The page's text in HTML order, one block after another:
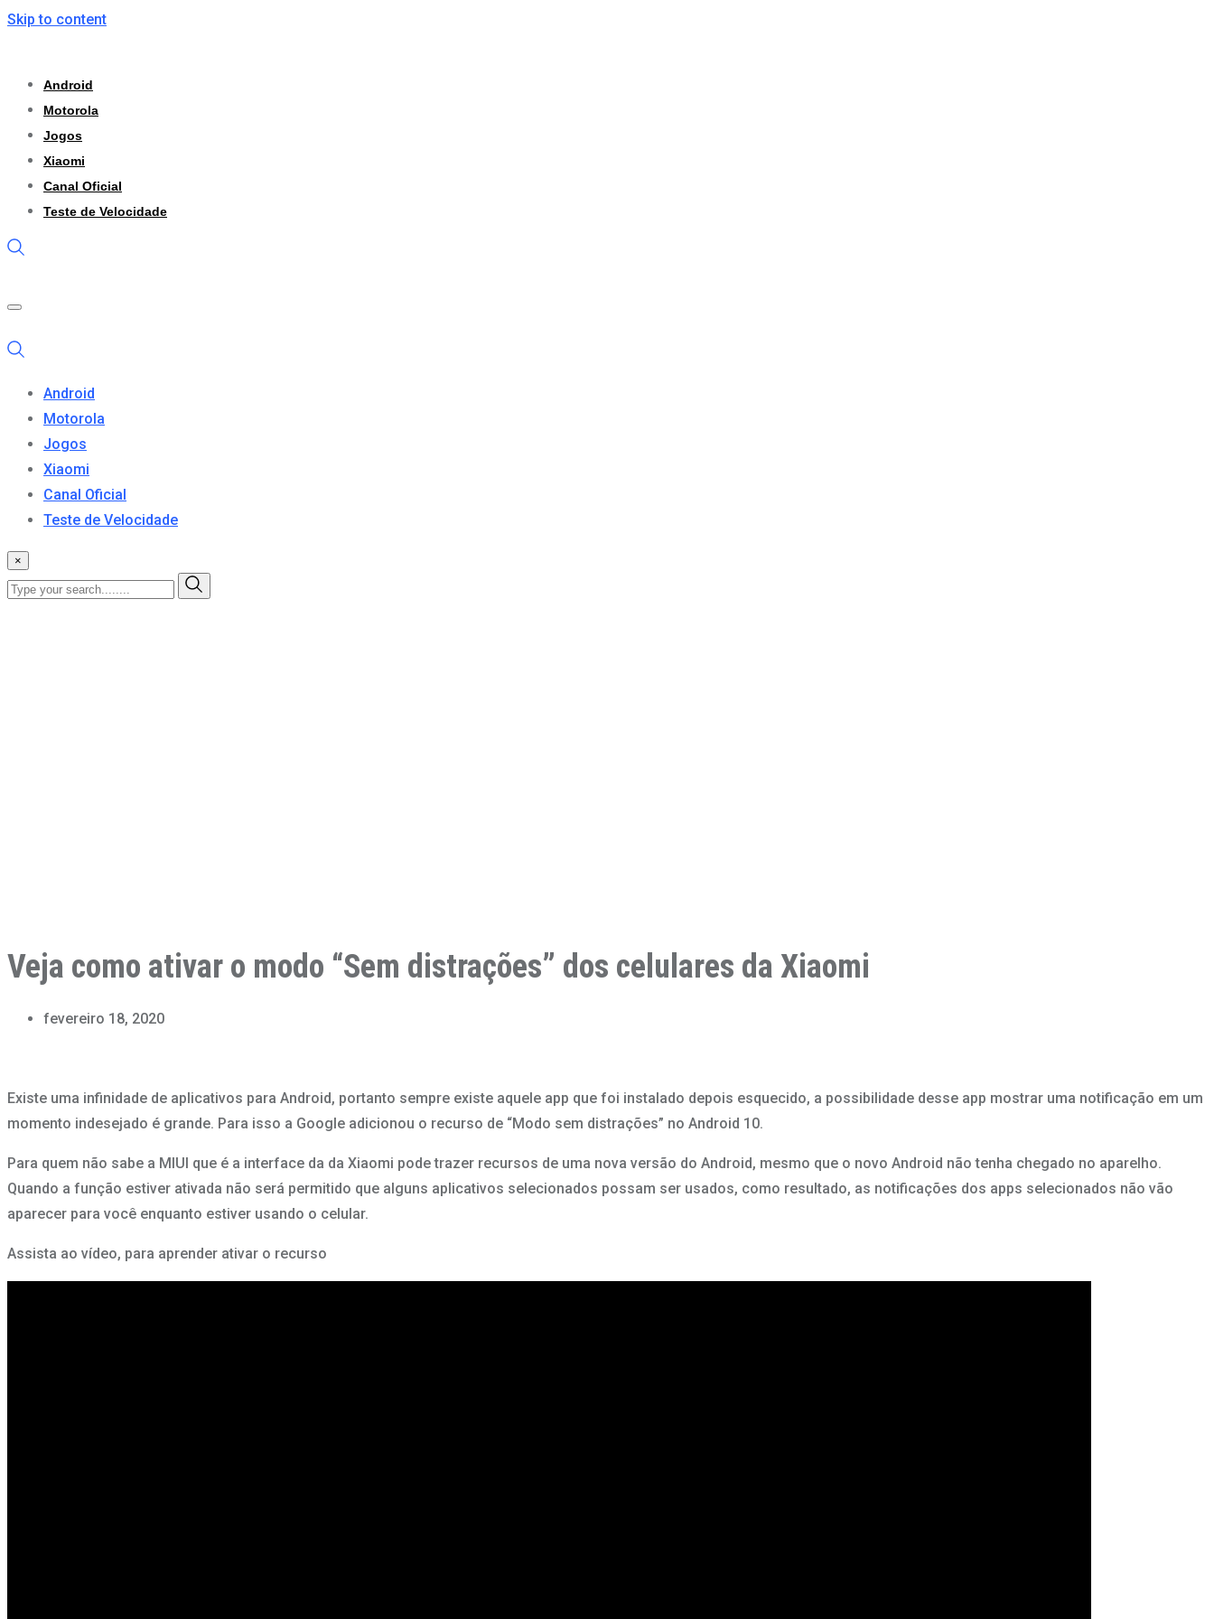
Skip to content
Android
Motorola
Jogos
Xiaomi
Canal Oficial
Teste de Velocidade
Android
Motorola
Jogos
Xiaomi
Canal Oficial
Teste de Velocidade
×
Veja como ativar o modo “Sem distrações” dos celulares da Xiaomi
fevereiro 18, 2020
Existe uma infinidade de aplicativos para Android, portanto sempre existe aquele app que foi instalado depois esquecido, a possibilidade desse app mostrar uma notificação em um
momento indesejado é grande. Para isso a Google adicionou o recurso de “Modo sem distrações” no Android 10.
Para quem não sabe a MIUI que é a interface da da Xiaomi pode trazer recursos de uma nova versão do Android, mesmo que o novo Android não tenha chegado no aparelho.
Quando a função estiver ativada não será permitido que alguns aplicativos selecionados possam ser usados, como resultado, as notificações dos apps selecionados não vão
aparecer para você enquanto estiver usando o celular.
Assista ao vídeo, para aprender ativar o recurso